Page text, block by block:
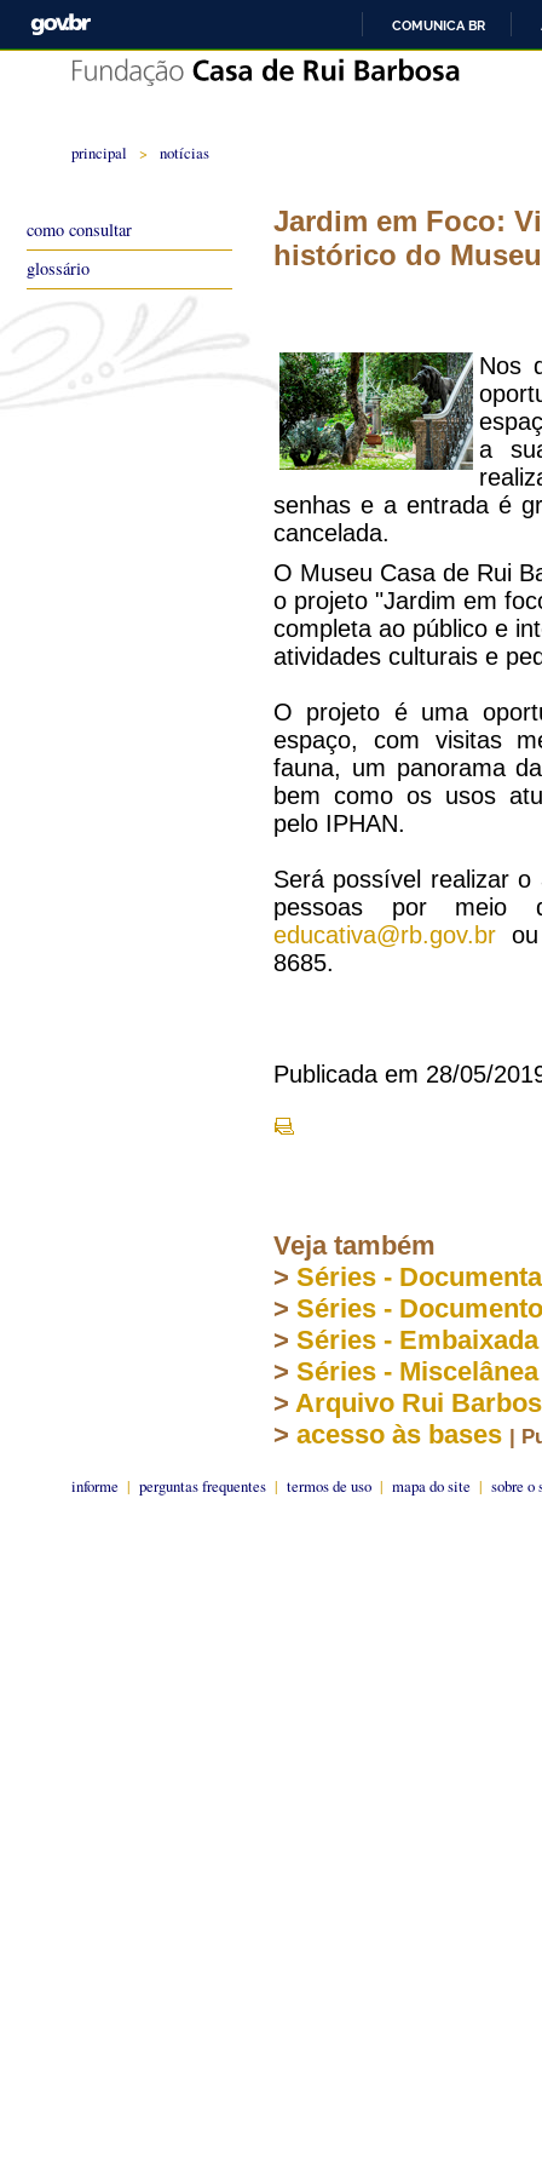
COMUNICA BR
principal > notícias
Jardim em Foco:
histórico do
Nos
a
senhas e a entrada é
cancelada.
O Museu Casa de Rui
o projeto "Jardim em
completa ao público e
atividades culturais e
O projeto é uma
espaço, com visitas
fauna, um panorama
bem como os usos
pelo IPHAN.
Será possível realizar
pessoas por meio
educativa@rb.gov.br
8685.
Publicada em 28/05/
Veja também
> Séries -
> Séries -
> Séries -
> Séries - Miscelânea
> Arquivo Rui
> acesso às bases |
informe | perguntas frequentes | termos de uso | mapa do site | sobre o
como consultar
glossário